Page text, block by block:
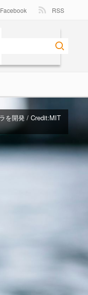
Facebook RSS
を開発 / Credit:MIT